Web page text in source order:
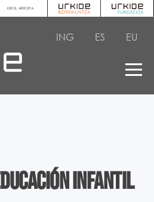
KIROL ARROPA
ING ES EU
Infantil